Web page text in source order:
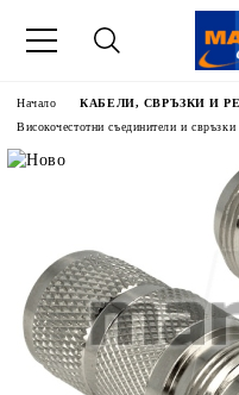
Начало
КАБЕЛИ, СВРЪЗКИ И
Високочестотни съединители и свръзки